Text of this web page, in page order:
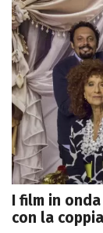
I film in
con la